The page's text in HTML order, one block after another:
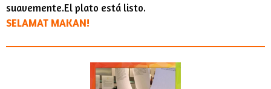
suavemente.El plato está listo.
SELAMAT MAKAN!